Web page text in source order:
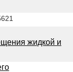
жидкой и